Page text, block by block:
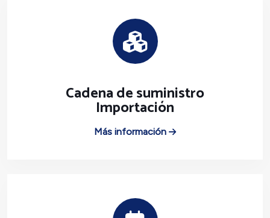
Cadena de suministro
Importación
Más información